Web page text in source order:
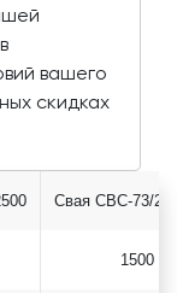
вашего
скидках
Свая СВС-73/
1500